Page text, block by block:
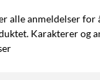
alle anmeldelser
Karakterer og